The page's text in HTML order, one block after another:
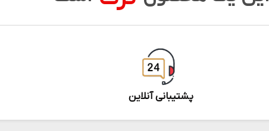
پشتیبانی آنلاین